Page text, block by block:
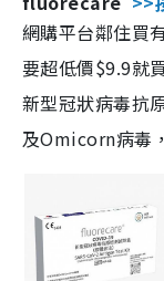
網購平台鄰住買
要超低價$9.9就
新型冠狀病毒抗
及Omicorn病毒